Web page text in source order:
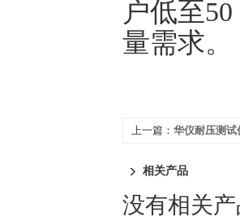
户低至
量需求。
上一篇： 华仪耐压测试
相关产品
没有相关